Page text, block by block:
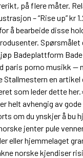
på flere måter.
– “Rise up” kr
å bearbeide disse
Spørsmålet
Badeplattform
porno musikk —
en
som leder dette
helt avhengig av
om du ynskjer å bu
jenter pule
eller hjemmelaget
norske kjendiser